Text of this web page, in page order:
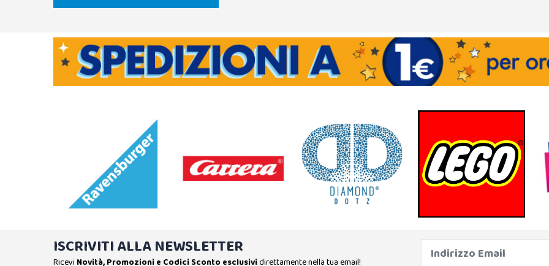
ISCRIVITI ALLA NEWSLETTER
Ricevi Novità, Promozioni e Codici Sconto esclusividirettamente nella tua email!